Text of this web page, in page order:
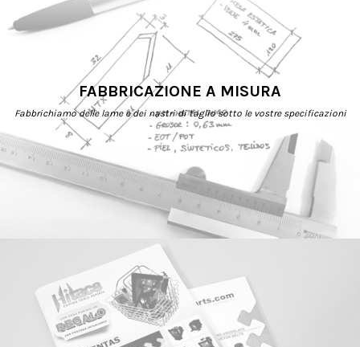
FABBRICAZIONE A MISURA
Fabbrichiamo delle lame e dei nastri di taglio sotto le vostre specificazioni